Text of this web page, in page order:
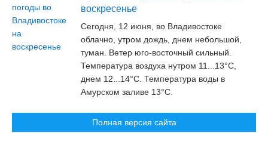
воскресенье
Сегодня, 12 июня, во Владивостоке
облачно, утром дождь, днем небольшой,
туман. Ветер юго-восточный сильный.
Температура воздуха нутром 11...13°C,
днем 12...14°C. Температура воды в
Амурском заливе 13°C.
Полная версия сайта